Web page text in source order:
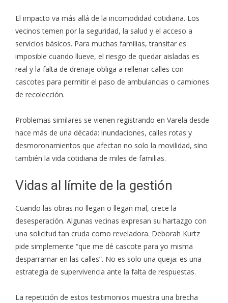
El impacto va más allá de la incomodidad cotidiana. Los
vecinos temen por la seguridad, la salud y el acceso a
servicios básicos. Para muchas familias, transitar es
imposible cuando llueve, el riesgo de quedar aisladas es
real y la falta de drenaje obliga a rellenar calles con
cascotes para permitir el paso de ambulancias o camiones
de recolección.
Problemas similares se vienen registrando en Varela desde
hace más de una década: inundaciones, calles rotas y
desmoronamientos que afectan no solo la movilidad, sino
también la vida cotidiana de miles de familias.
Vidas al límite de la gestión
Cuando las obras no llegan o llegan mal, crece la
desesperación. Algunas vecinas expresan su hartazgo con
una solicitud tan cruda como reveladora. Deborah Kurtz
pide simplemente “que me dé cascote para yo misma
desparramar en las calles”. No es solo una queja: es una
estrategia de supervivencia ante la falta de respuestas.
La repetición de estos testimonios muestra una brecha